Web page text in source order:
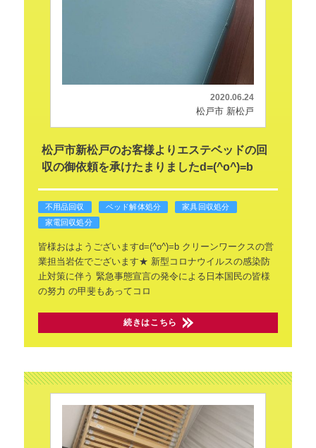
2020.06.24
松戸市 新松戸
松戸市新松戸のお客様よりエステベッドの回
収の御依頼を承けたまりましたd=(^o^)=b
不用品回収 ベッド解体処分
家具回収処分
家電回収処分
皆様おはようございますd=(^o^)=b クリーンワークスの営
業担当岩佐でございます★ 新型コロナウイルスの感染防
止対策に伴う 緊急事態宣言の発令による日本国民の皆様
の努力 の甲斐もあってコロ
続きはこちら